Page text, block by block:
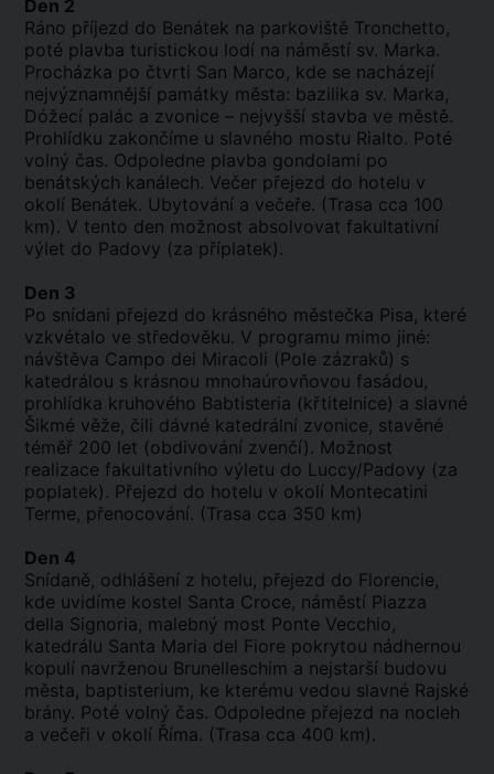
Den 2
Ráno příjezd do Benátek na parkoviště Tronchetto,
poté plavba turistickou lodí na náměstí sv. Marka.
Procházka po čtvrti San Marco, kde se nacházejí
nejvýznamnější památky města: bazilika sv. Marka,
Dóžecí palác a zvonice – nejvyšší stavba ve městě.
Prohlídku zakončíme u slavného mostu Rialto. Poté
volný čas. Odpoledne plavba gondolami po
benátských kanálech. Večer přejezd do hotelu v
okolí Benátek. Ubytování a večeře. (Trasa cca 100
km). V tento den možnost absolvovat fakultativní
výlet do Padovy (za příplatek).
Den 3
Po snídani přejezd do krásného městečka Pisa, které
vzkvétalo ve středověku. V programu mimo jiné:
návštěva Campo dei Miracoli (Pole zázraků) s
katedrálou s krásnou mnohaúrovňovou fasádou,
prohlídka kruhového Babtisteria (křtitelnice) a slavné
Šikmé věže, čili dávné katedrální zvonice, stavěné
téměř 200 let (obdivování zvenčí). Možnost
realizace fakultativního výletu do Luccy/Padovy (za
poplatek). Přejezd do hotelu v okolí Montecatini
Terme, přenocování. (Trasa cca 350 km)
Den 4
Snídaně, odhlášení z hotelu, přejezd do Florencie,
kde uvidíme kostel Santa Croce, náměstí Piazza
della Signoria, malebný most Ponte Vecchio,
katedrálu Santa Maria del Fiore pokrytou nádhernou
kopulí navrženou Brunelleschim a nejstarší budovu
města, baptisterium, ke kterému vedou slavné Rajské
brány. Poté volný čas. Odpoledne přejezd na nocleh
a večeři v okolí Říma. (Trasa cca 400 km).